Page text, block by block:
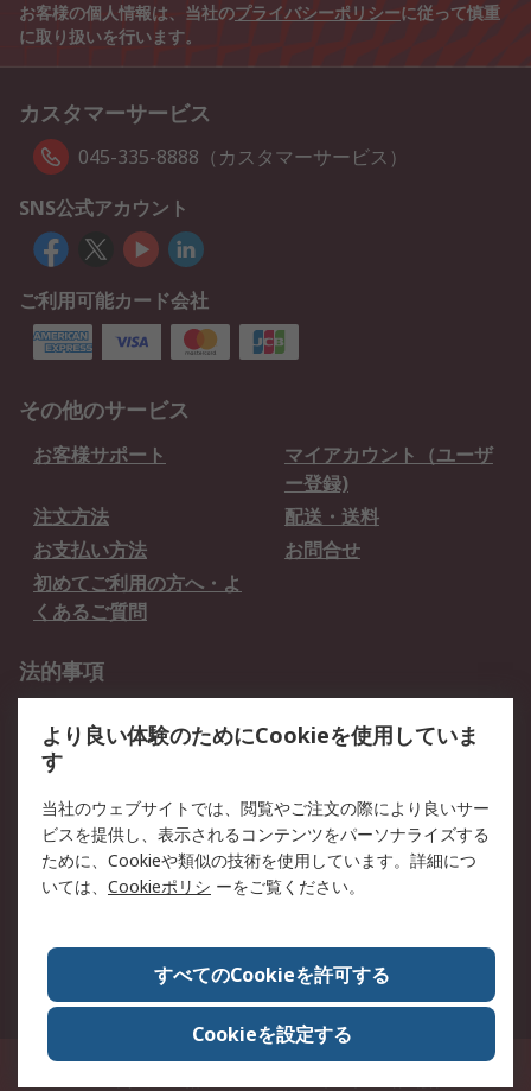
お客様の個人情報は、当社のプライバシーポリシーに従って慎重
に取り扱いを行います。
カスタマーサービス
045-335-8888（カスタマーサービス）
SNS公式アカウント
ご利用可能カード会社
その他のサービス
お客様サポート
マイアカウント（ユーザ
ー登録)
注文方法
配送・送料
お支払い方法
お問合せ
初めてご利用の方へ・よ
くあるご質問
法的事項
クッキーポリシー
RSについて
会社概要
採用情報
プレスリリース＆お知ら
コーポレートサイト
全世界のRS
RSの歴史
ESGへの取り組み（英語）
認証について
〒240-0005 神奈川県横浜市保土ヶ谷区神戸町134番地 横浜ビジネスパーク ウ
より良い体験のためにCookieを使用していま
す
当社のウェブサイトでは、閲覧やご注文の際により良いサー
ビスを提供し、表示されるコンテンツをパーソナライズする
ために、Cookieや類似の技術を使用しています。詳細につ
いては、 Cookieポリシ ーをご覧ください。
すべてのCookieを許可する
Cookieを設定する